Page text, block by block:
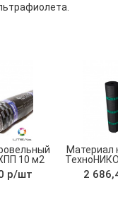
10 м2
р/шт
Материал
ТПП
2